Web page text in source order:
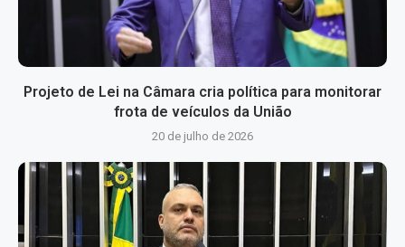
Projeto de Lei na Câmara cria política para monitorar
frota de veículos da União
20 de julho de 2026